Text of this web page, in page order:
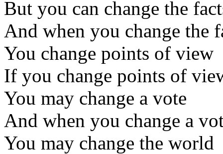
But you can change the
And when you change the
You change points of view
If you change points of
You may change a vote
And when you change a
You may change the world